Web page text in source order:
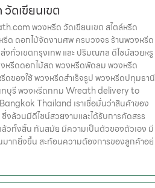
ดเขียนเขต
พวงหรีด วัดเขียนเขต สไตล์หรีด
รีด ดอกไม้จัดงานศพ ครบวงจร ร้านพวงหรีด
งทั่วเขตกรุงเทพ และ ปริมณฑล ดีไซน์สวยหรู
หรีดดอกไม้สด พวงหรีดพัดลม พวงหรีด
ดของใช้ พวงหรีดสำเร็จรูป พวงหรีดปทุมธานี
บุรี พวงหรีดกทม Wreath delivery to
Thailand เราเชื่อมั่นว่าสินค้าของ
ซึ่งล้วนมีดีไซน์สวยงามและได้รับการคัดสรร
วทั้งสิ้น ทันสมัย มีความเป็นตัวของตัวเอง มี
มากยิ่งขึ้น สะท้อนความต้องการของลูกค้าอย่